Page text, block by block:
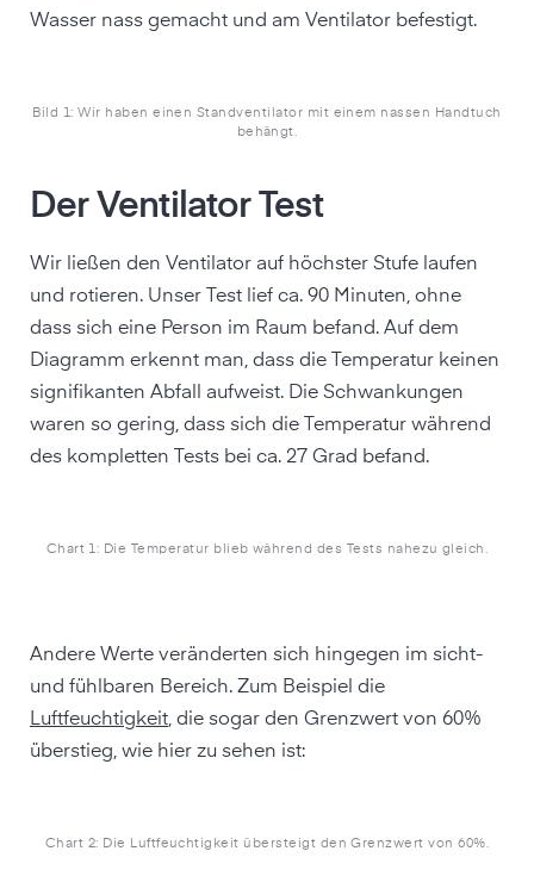
Wasser nass gemacht und am Ventilator befestigt.
Bild 1: Wir haben einen Standventilator mit einem nassen Handtuch
behängt.
Der Ventilator Test
Wir ließen den Ventilator auf höchster Stufe laufen
und rotieren. Unser Test lief ca. 90 Minuten, ohne
dass sich eine Person im Raum befand. Auf dem
Diagramm erkennt man, dass die Temperatur keinen
signifikanten Abfall aufweist. Die Schwankungen
waren so gering, dass sich die Temperatur während
des kompletten Tests bei ca. 27 Grad befand.
Chart 1: Die Temperatur blieb während des Tests nahezu gleich.
Andere Werte veränderten sich hingegen im sicht-
und fühlbaren Bereich. Zum Beispiel die
Luftfeuchtigkeit, die sogar den Grenzwert von 60%
überstieg, wie hier zu sehen ist:
Chart 2: Die Luftfeuchtigkeit übersteigt den Grenzwert von 60%.